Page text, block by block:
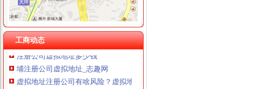
工商动态
注册公司虚拟地址有啥坏处
虚拟地址注册公司-北京典创登记注册代理事务所
实际况中上海用虚拟地址注册公司会有什么麻烦？_百度知道
注册公司虚拟地址多少钱
埔注册公司虚拟地址_志趣网
虚拟地址注册公司有啥风险？虚拟地址注册公司优势_搜狐财经_搜狐网
虚拟地址注册公司合吗?_你创我帮_温州金点_新浪博客